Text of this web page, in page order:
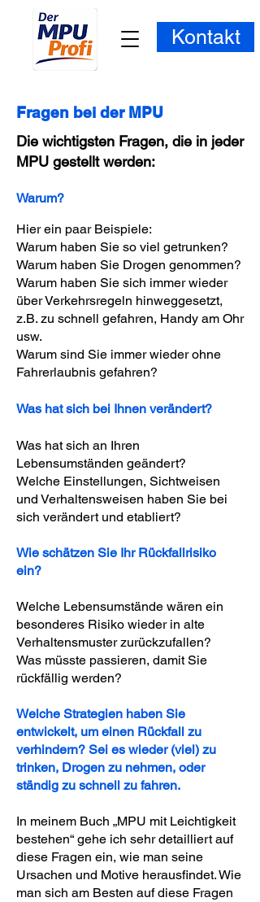
Kontakt
Fragen bei der MPU
Die wichtigsten Fragen, die in jeder
MPU gestellt werden:
Warum?
Hier ein paar Beispiele:
Warum haben Sie so viel getrunken?
Warum haben Sie Drogen genommen?
Warum haben Sie sich immer wieder
über Verkehrsregeln hinweggesetzt,
z.B. zu schnell gefahren, Handy am Ohr
usw.
Warum sind Sie immer wieder ohne
Fahrerlaubnis gefahren?
Was hat sich bei Ihnen verändert?
Was hat sich an Ihren
Lebensumständen geändert?
Welche Einstellungen, Sichtweisen
und Verhaltensweisen haben Sie bei
sich verändert und etabliert?
Wie schätzen Sie Ihr Rückfallrisiko
ein?
Welche Lebensumstände wären ein
besonderes Risiko wieder in alte
Verhaltensmuster zurückzufallen?
Was müsste passieren, damit Sie
rückfällig werden?
Welche Strategien haben Sie
entwickelt, um einen Rückfall zu
verhindern? Sei es wieder (viel) zu
trinken, Drogen zu nehmen, oder
ständig zu schnell zu fahren.
In meinem Buch „MPU mit Leichtigkeit
bestehen“ gehe ich sehr detailliert auf
diese Fragen ein, wie man seine
Ursachen und Motive herausfindet. Wie
man sich am Besten auf diese Fragen